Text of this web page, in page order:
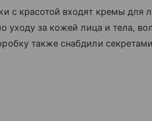
с красотой входят кремы для
уходу за кожей лица и тела,
также снабдили